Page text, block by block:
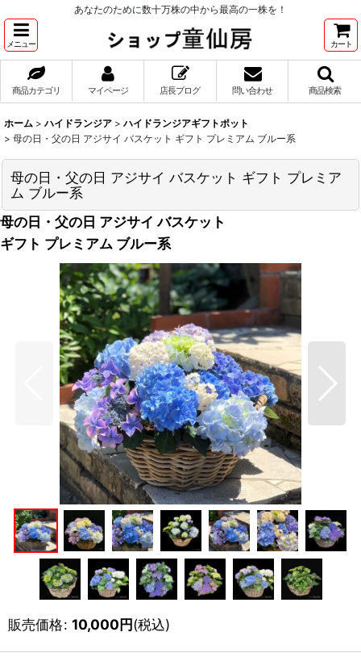
あなたのために数十万株の中から最高の一株を！
メニュー カート
商品カテゴリ マイページ 店長ブログ 問い合わせ 商品検索
ホーム > ハイドランジア > ハイドランジアギフトポット
> 母の日・父の日 アジサイ バスケット ギフト プレミアム ブルー系
母の日・父の日 アジサイ バスケット ギフト プレミア
ム ブルー系
母の日・父の日 アジサイ バスケット
ギフト プレミアム ブルー系
販売価格: 10,000円(税込)